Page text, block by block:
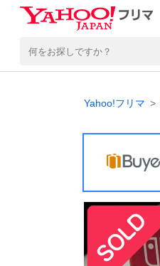
Yahoo!フリマ